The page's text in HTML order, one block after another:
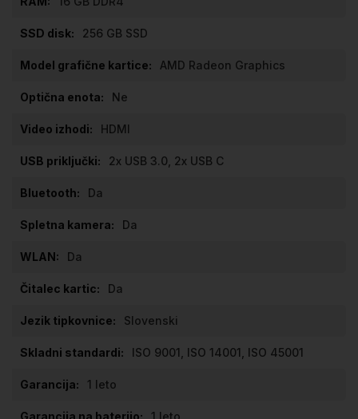
256 GB SSD
AMD Radeon Graphics
Ne
HDMI
2x USB 3.0, 2x USB C
Da
Da
Da
Da
Slovenski
ISO 9001, ISO 14001, ISO 45001
1 leto